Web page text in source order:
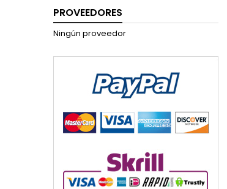
PROVEEDORES
Ningún proveedor